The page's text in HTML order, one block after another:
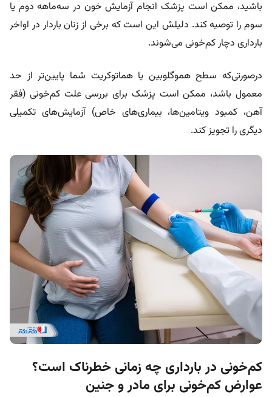
باشید، ممکن است پزشک انجام آزمایش خون در سه‌ماهه دوم یا
سوم را توصیه کند. دلیلش این است که برخی از زنان باردار در اواخر
بارداری دچار کم‌خونی می‌شوند.
درصورتی‌که سطح هموگلوبین یا هماتوکریت شما پایین‌تر از حد
معمول باشد، ممکن است پزشک برای بررسی علت کم‌خونی (فقر
آهن، کمبود ویتامین‌ها، بیماری‌های خاص) آزمایش‌های تکمیلی
دیگری را تجویز کند.
کم‌خونی در بارداری چه زمانی خطرناک است؟
عوارض کم‌خونی برای مادر و جنین